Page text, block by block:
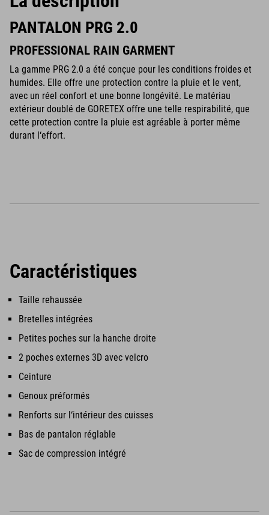
PANTALON PRG 2.0
PROFESSIONAL RAIN GARMENT
La gamme PRG 2.0 a été conçue pour les conditions froides et
humides. Elle offre une protection contre la pluie et le vent,
avec un réel confort et une bonne longévité. Le matériau
extérieur doublé de GORETEX offre une telle respirabilité, que
cette protection contre la pluie est agréable à porter même
durant l‘effort.
Caractéristiques
Taille rehaussée
Bretelles intégrées
Petites poches sur la hanche droite
2 poches externes 3D avec velcro
Ceinture
Genoux préformés
Renforts sur l‘intérieur des cuisses
Bas de pantalon réglable
Sac de compression intégré